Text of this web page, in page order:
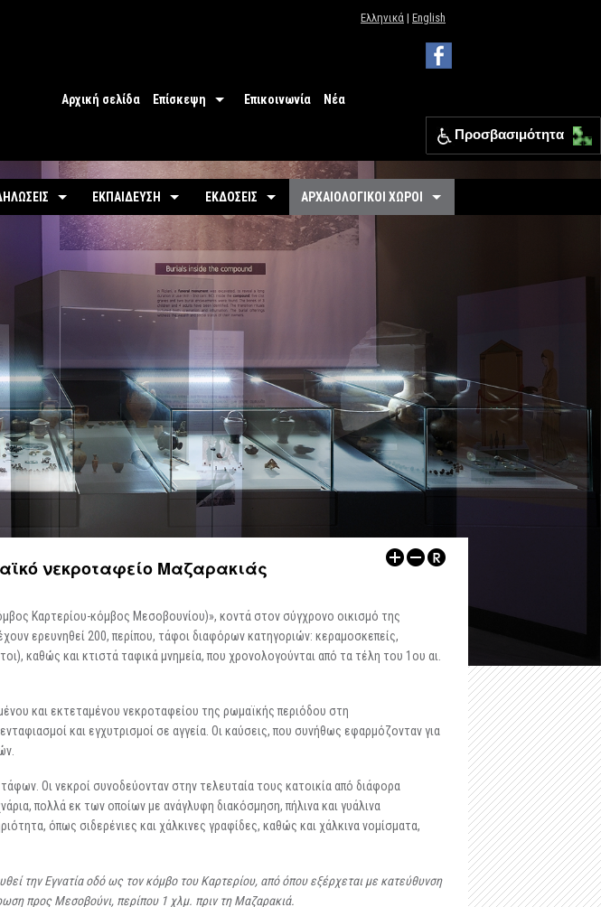
Ελληνικά | English
Αρχική σελίδα Επίσκεψη
Ωράριο ΕΦΑ Θεσπρωτίας
Προσβασιμότητα
Σχόλια επισκεπτών
Επικοινωνία Νέα
Εκδηλώσεων
ΕΚΠΑΙΔΕΥΣΗ
Προγράμματα
-Μόνιμα
-Εκπαιδευτικές Δράσεις
Αρχείο
Ψηφιακές Δράσεις
Επισκέψεις Σχολείων
Ο Χώρος σας
Δημιουργίες
ΕΚΔΟΣΕΙΣ
Οδηγοί
-Εκθέσεις
-Αρχαιολογικοί Χώροι
Φυλλάδια
-Εκθέσεις
-Αρχαιολογικοί Χώροι
-Εκπαιδευτικά
Ψηφιακές Εκδόσεις
Άλλα
ΑΡΧΑΙΟΛΟΓΙΚΟΙ ΧΩΡΟΙ
Οργανωμένοι
Αρχαιολογικός Χώρος Ελέας
- Αρχαιολογικός Χώρος Ντόλιανης
-Αρχαιολογικός Χώρος Δυμοκάστρου
-Αρχαιολογικός Χώρος Πύργου Ραγίου
Λοιποί Xώροι / Μνημεία
Kάστρο Μαργαριτίου
-Οχυρωμένος οικισμός στη χερσόνησο της Λυγιάς
Ρωμαϊκό νεκροταφείο Μαζαρακιάς
-Οι υδρόμυλοι του Μαργαριτίου
- Πολυνέρι (Κούτσι)
-Μαστιλίτσα
Ταφικό ηρώο στα Μάρμαρα Ζερβοχωρίου
-Οχυρό Αγίου Δονάτου Ζερβοχωρίου
νεκροταφείο Μαζαρακιάς
Καρτερίου-κόμβος Μεσοβουνίου)», κοντά στον σύγχρονο οικισμό της
ερευνηθεί 200, περίπου, τάφοι διαφόρων κατηγοριών: κεραμοσκεπείς,
καθώς και κτιστά ταφικά μνημεία, που χρονολογούνται από τα τέλη του 1ου αι.
και εκτεταμένου νεκροταφείου της ρωμαϊκής περιόδου στη
και εγχυτρισμοί σε αγγεία. Οι καύσεις, που συνήθως εφαρμόζονταν για
Οι νεκροί συνοδεύονταν στην τελευταία τους κατοικία από διάφορα
πολλά εκ των οποίων με ανάγλυφη διακόσμηση, πήλινα και γυάλινα
όπως σιδερένιες και χάλκινες γραφίδες, καθώς και χάλκινα νομίσματα,
την Εγνατία οδό ως τον κόμβο του Καρτερίου, από όπου εξέρχεται με κατεύθυνση
προς Μεσοβούνι, περίπου 1 χλμ. πριν τη Μαζαρακιά.
Προσβασιμότητα